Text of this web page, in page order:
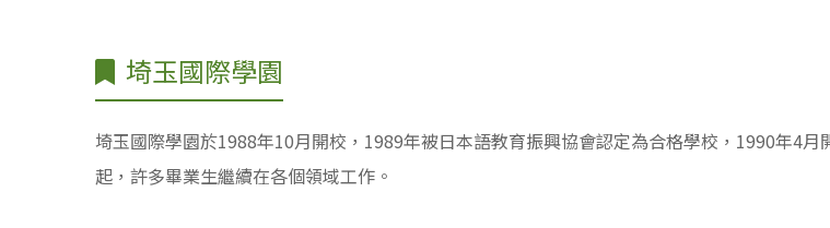
埼玉國際學園
埼玉國際學園於1988年10月開校，1989年被日本語教育振興協會認定為合格學校，1990年4月
起，許多畢業生繼續在各個領域工作。